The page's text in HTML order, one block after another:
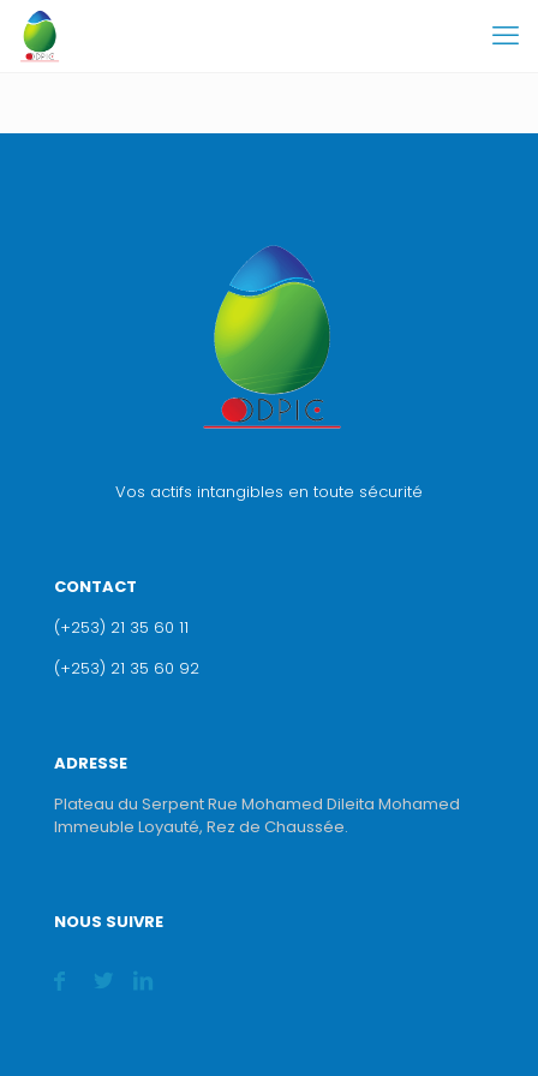
Vos actifs intangibles en toute sécurité
CONTACT
(+253) 21 35 60 11
(+253) 21 35 60 92
ADRESSE
Plateau du Serpent Rue Mohamed Dileita Mohamed
Immeuble Loyauté, Rez de Chaussée.
NOUS SUIVRE